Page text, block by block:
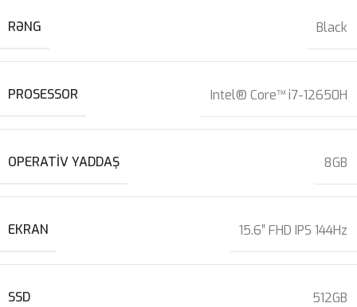
RƏNG Black
PROSESSOR Intel® Core™ i7-12650H
OPERATIV YADDAŞ 8GB
EKRAN 15.6″ FHD IPS 144Hz
SSD 512GB